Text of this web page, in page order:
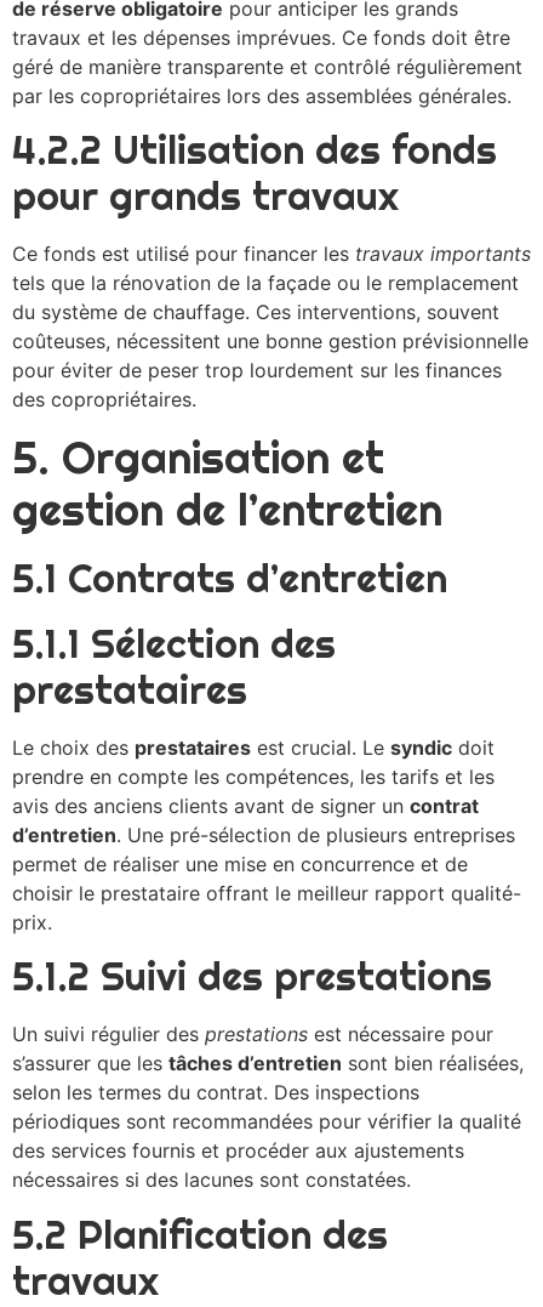
de réserve obligatoire pour anticiper les grands
travaux et les dépenses imprévues. Ce fonds doit être
géré de manière transparente et contrôlé régulièrement
par les copropriétaires lors des assemblées générales.
4.2.2 Utilisation des fonds
pour grands travaux
Ce fonds est utilisé pour financer les travaux importants
tels que la rénovation de la façade ou le remplacement
du système de chauffage. Ces interventions, souvent
coûteuses, nécessitent une bonne gestion prévisionnelle
pour éviter de peser trop lourdement sur les finances
des copropriétaires.
5. Organisation et
gestion de l’entretien
5.1 Contrats d’entretien
5.1.1 Sélection des
prestataires
Le choix des prestataires est crucial. Le syndic doit
prendre en compte les compétences, les tarifs et les
avis des anciens clients avant de signer un contrat
d’entretien. Une pré-sélection de plusieurs entreprises
permet de réaliser une mise en concurrence et de
choisir le prestataire offrant le meilleur rapport qualité-
prix.
5.1.2 Suivi des prestations
Un suivi régulier des prestations est nécessaire pour
s’assurer que les tâches d’entretien sont bien réalisées,
selon les termes du contrat. Des inspections
périodiques sont recommandées pour vérifier la qualité
des services fournis et procéder aux ajustements
nécessaires si des lacunes sont constatées.
5.2 Planification des
travaux